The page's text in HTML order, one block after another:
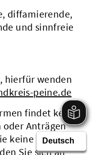
diffamierende,
und sinnfreie
hierfür wenden
peine.de
findet keine
Anträgen
keine
Sie sich an